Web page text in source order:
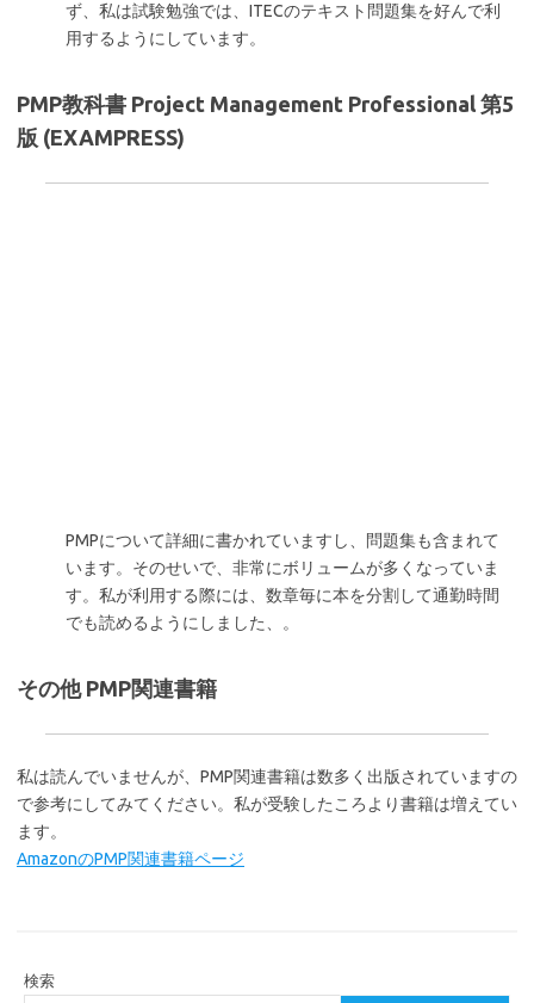
ず、私は試験勉強では、ITECのテキスト問題集を好んで利
用するようにしています。
PMP教科書 Project Management Professional 第5
版 (EXAMPRESS)
PMPについて詳細に書かれていますし、問題集も含まれて
います。そのせいで、非常にボリュームが多くなっていま
す。私が利用する際には、数章毎に本を分割して通勤時間
でも読めるようにしました、。
その他 PMP関連書籍
私は読んでいませんが、PMP関連書籍は数多く出版されていますの
で参考にしてみてください。私が受験したころより書籍は増えてい
ます。
AmazonのPMP関連書籍ページ
検索